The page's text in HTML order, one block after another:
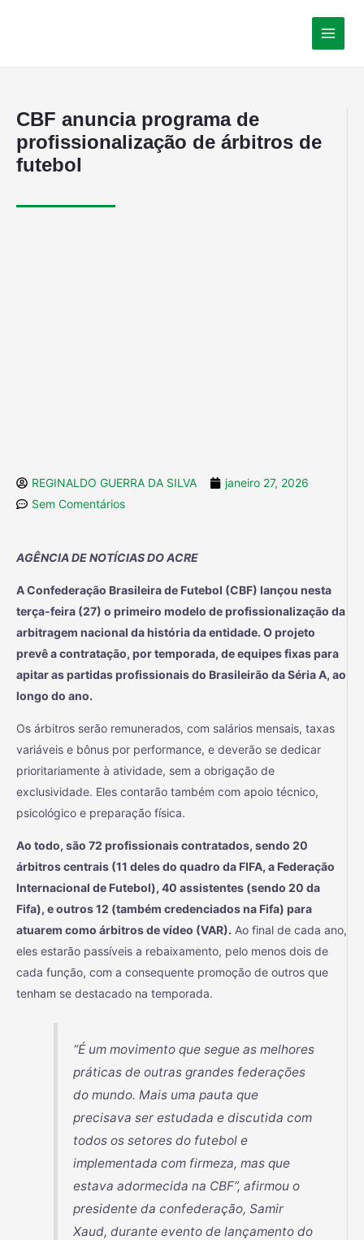
CBF anuncia programa de
profissionalização de árbitros de
futebol
REGINALDO GUERRA DA SILVA
janeiro 27, 2026
Sem Comentários
AGÊNCIA DE NOTÍCIAS DO ACRE
A Confederação Brasileira de Futebol (CBF) lançou nesta
terça-feira (27) o primeiro modelo de profissionalização da
arbitragem nacional da história da entidade. O projeto
prevê a contratação, por temporada, de equipes fixas para
apitar as partidas profissionais do Brasileirão da Séria A, ao
longo do ano.
Os árbitros serão remunerados, com salários mensais, taxas
variáveis e bônus por performance, e deverão se dedicar
prioritariamente à atividade, sem a obrigação de
exclusividade. Eles contarão também com apoio técnico,
psicológico e preparação física.
Ao todo, são 72 profissionais contratados, sendo 20
árbitros centrais (11 deles do quadro da FIFA, a Federação
Internacional de Futebol), 40 assistentes (sendo 20 da
Fifa), e outros 12 (também credenciados na Fifa) para
atuarem como árbitros de vídeo (VAR). Ao final de cada ano,
eles estarão passíveis a rebaixamento, pelo menos dois de
cada função, com a consequente promoção de outros que
tenham se destacado na temporada.
“É um movimento que segue as melhores
práticas de outras grandes federações
do mundo. Mais uma pauta que
precisava ser estudada e discutida com
todos os setores do futebol e
implementada com firmeza, mas que
estava adormecida na CBF”, afirmou o
presidente da confederação, Samir
Xaud, durante evento de lançamento do